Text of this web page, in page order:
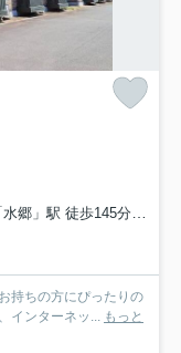
水郷」駅 徒歩145分
持ちの方にぴったりの
インターネッ... もっと